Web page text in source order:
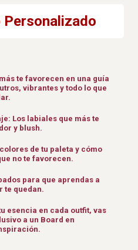
te favorecen en una guía
vibrantes y todo lo que
Los labiales que más te
y blush.
de tu paleta y cómo
no te favorecen.
para que aprendas a
te quedan.
esencia en cada outfit, vas
a un Board en